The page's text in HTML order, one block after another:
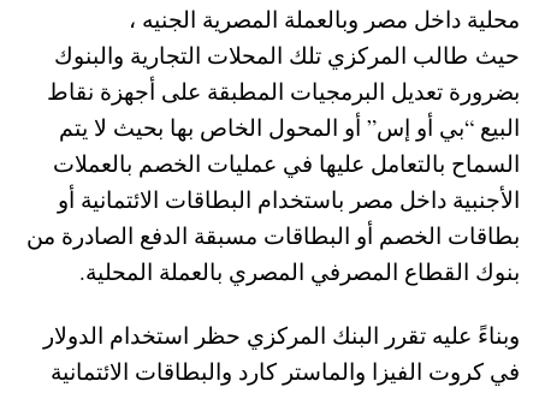
محلية داخل مصر وبالعملة المصرية الجنيه ،
حيث طالب المركزي تلك المحلات التجارية والبنوك
بضرورة تعديل البرمجيات المطبقة على أجهزة نقاط
البيع “بي أو إس” أو المحول الخاص بها بحيث لا يتم
السماح بالتعامل عليها في عمليات الخصم بالعملات
الأجنبية داخل مصر باستخدام البطاقات الائتمانية أو
بطاقات الخصم أو البطاقات مسبقة الدفع الصادرة من
بنوك القطاع المصرفي المصري بالعملة المحلية.
وبناءً عليه تقرر البنك المركزي حظر استخدام الدولار
في كروت الفيزا والماستر كارد والبطاقات الائتمانية